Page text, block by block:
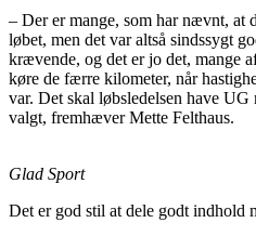
– Der er mange, som har nævnt, at
løbet, men det var altså sindssygt
krævende, og det er jo det, mange
køre de færre kilometer, når
var. Det skal løbsledelsen have
valgt, fremhæver Mette Felthaus.
Glad Sport
Det er god stil at dele godt indhold